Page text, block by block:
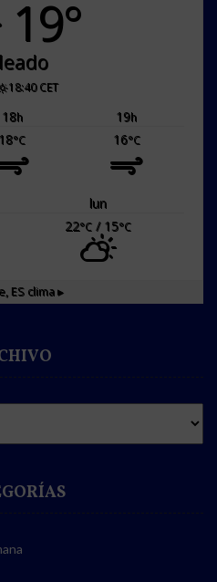
19°
18:40 CET
18h 19h
18°C 16°C
lun
22°C / 15°C
ESclima ▸